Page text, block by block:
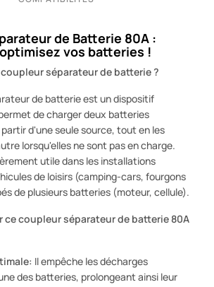
de Batterie 80A :
vos batteries !
séparateur de batterie ?
de batterie est un dispositif
de charger deux batteries
d'une seule source, tout en les
lorsqu'elles ne sont pas en charge.
utile dans les installations
de loisirs (camping-cars, fourgons
de plusieurs batteries (moteur, cellule).
coupleur séparateur de batterie 80A
Il empêche les décharges
des batteries, prolongeant ainsi leur